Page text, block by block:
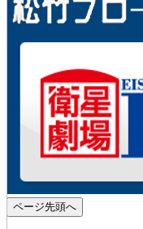
ページ先頭へ